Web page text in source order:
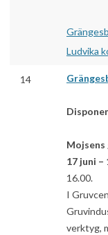
Ludvika
14
17 juni –
16.00.
I
verktyg,